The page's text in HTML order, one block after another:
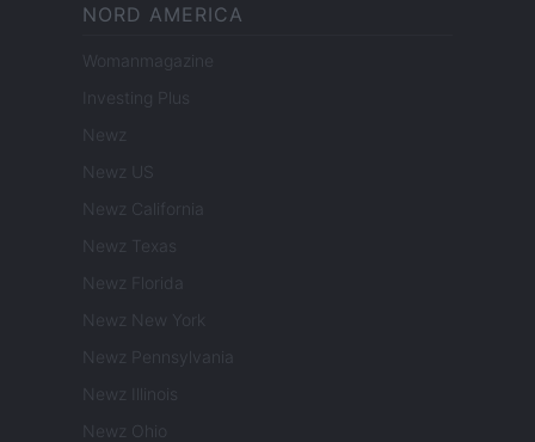
NORD AMERICA
Womanmagazine
Investing Plus
Newz
Newz US
Newz California
Newz Texas
Newz Florida
Newz New York
Newz Pennsylvania
Newz Illinois
Newz Ohio